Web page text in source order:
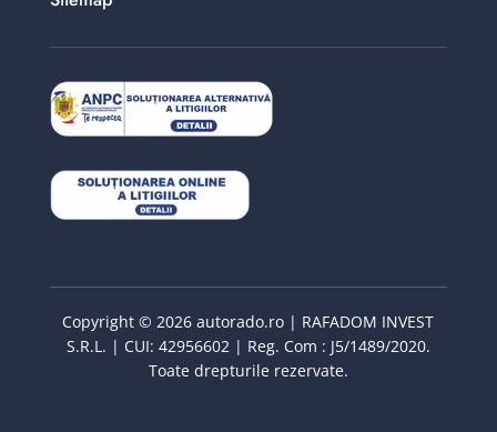
Copyright © 2026 autorado.ro | RAFADOM INVEST
S.R.L. | CUI: 42956602 | Reg. Com : J5/1489/2020.
Toate drepturile rezervate.